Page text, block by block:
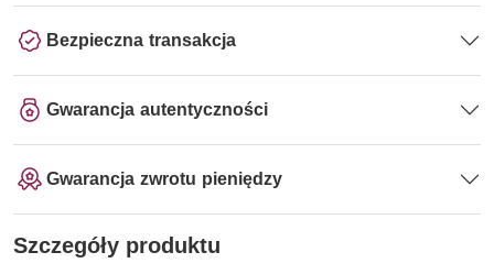
Bezpieczna transakcja
Gwarancja autentyczności
Gwarancja zwrotu pieniędzy
Szczegóły produktu